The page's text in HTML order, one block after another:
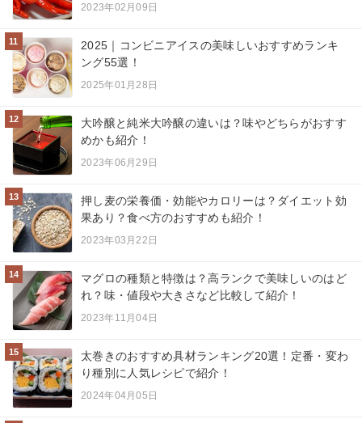
2023年02月09日
11
2025｜コンビニアイスの美味しいおすすめランキ
ング55選！
2025年01月28日
12
大吟醸と純米大吟醸の違いは？味やどちらがおすす
めかも紹介！
2023年06月29日
13
押し麦の栄養価・効能やカロリーは？ダイエット効
果あり？食べ方のおすすめも紹介！
2023年03月22日
14
マグロの種類と特徴は？高ランクで美味しいのはど
れ？味・値段や大きさなど比較して紹介！
2023年11月04日
15
太巻きのおすすめ具材ランキング20選！定番・変わ
り種別に人気レシピで紹介！
2024年04月05日